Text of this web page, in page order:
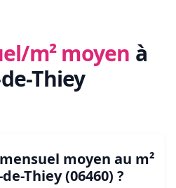
m² moyen à
Thiey
moyen au m²
Thiey (06460) ?